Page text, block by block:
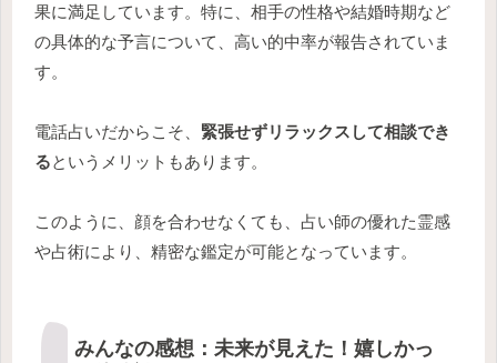
果に満足しています。特に、相手の性格や結婚時期など
の具体的な予言について、高い的中率が報告されていま
す。
電話占いだからこそ、 緊張せずリラックスして相談でき
るというメリットもあります。
このように、顔を合わせなくても、占い師の優れた霊感
や占術により、精密な鑑定が可能となっています。
みんなの感想：未来が見えた！嬉しかっ